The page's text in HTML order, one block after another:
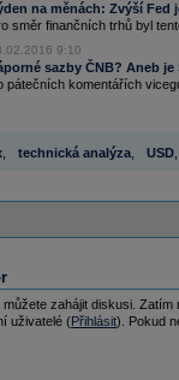
na měnách: Zvýší Fed
směr finančních trhů byl
9:10
sazby ČNB? Aneb
pátečních komentářích
technická analýza USD
můžete zahájit diskusi.
uživatelé (Přihlásit). Pokud